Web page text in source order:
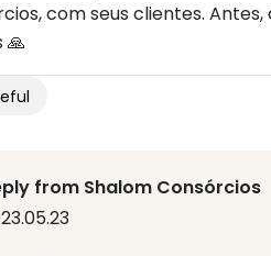
com seus clientes.
🙏
from Shalom Consórcios